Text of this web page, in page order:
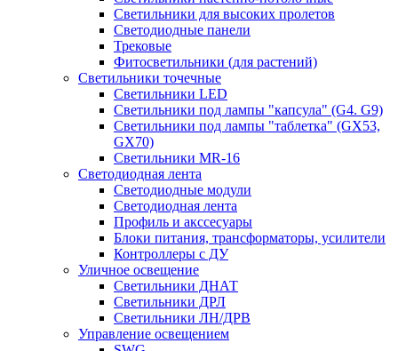
Светильники для высоких пролетов
Светодиодные панели
Трековые
Фитосветильники (для растений)
Светильники точечные
Светильники LED
Светильники под лампы "капсула" (G4. G9)
Светильники под лампы "таблетка" (GX53,
GX70)
Светильники MR-16
Светодиодная лента
Светодиодные модули
Светодиодная лента
Профиль и акссесуары
Блоки питания, трансформаторы, усилители
Контроллеры с ДУ
Уличное освещение
Светильники ДНАТ
Светильники ДРЛ
Светильники ЛН/ДРВ
Управление освещением